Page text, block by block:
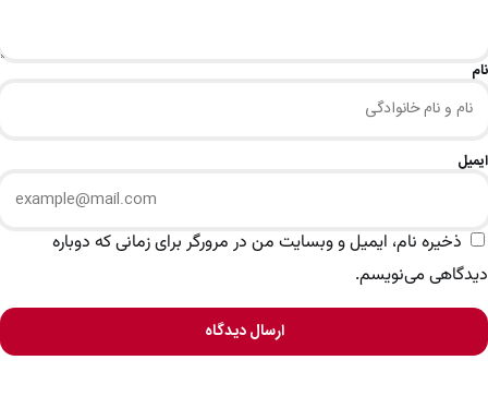
نام
ایمیل
ذخیره نام، ایمیل و وبسایت من در مرورگر برای زمانی که دوباره
دیدگاهی می‌نویسم.
ارسال دیدگاه